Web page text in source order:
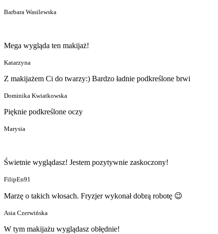
Barbara Wasilewska
Mega wygląda ten makijaż!
Katarzyna
Z makijażem Ci do twarzy:) Bardzo ładnie podkreślone brwi
Dominika Kwiatkowska
Pięknie podkreślone oczy
Marysia
Świetnie wyglądasz! Jestem pozytywnie zaskoczony!
FilipEn91
Marzę o takich włosach. Fryzjer wykonał dobrą robotę 😉
Asia Czerwińska
W tym makijażu wyglądasz obłędnie!